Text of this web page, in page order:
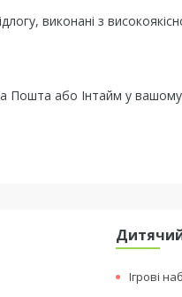
виконані з
Пошта або Інтайм у вашому
Ігрові